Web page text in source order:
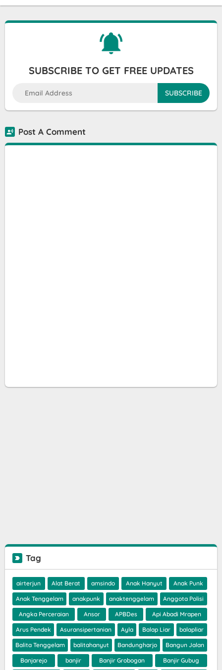
SUBSCRIBE TO GET FREE UPDATES
Post A Comment
Tag
airterjun Alat Berat amsindo Anak Hanyut Anak Punk
Anak Tenggelam anakpunk anaktenggelam Anggota Polisi
Angka Perceraian Ansor APBDes Api Abadi Mrapen
Arus Pendek Asuransipertanian Ayla Balap Liar balapliar
Balita Tenggelam balitahanyut Bandungharjo Bangun Jalan
Banjarejo banjir Banjir Grobogan Banjir Gubug